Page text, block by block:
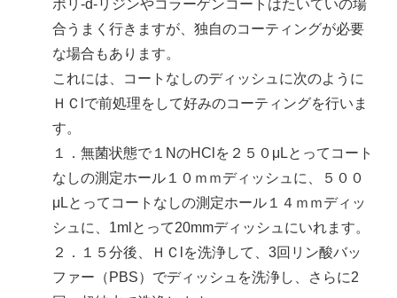
ポリ-d-リジンやコラーゲンコートはたいていの場
合うまく行きますが、独自のコーティングが必要
な場合もあります。
これには、コートなしのディッシュに次のように
ＨＣlで前処理をして好みのコーティングを行いま
す。
１．無菌状態で１NのHClを２５０μLとってコート
なしの測定ホール１０ｍｍディッシュに、５００
μLとってコートなしの測定ホール１４ｍｍディッ
シュに、1mlとって20mmディッシュにいれます。
２．１５分後、ＨＣlを洗浄して、3回リン酸バッ
ファー（PBS）でディッシュを洗浄し、さらに2